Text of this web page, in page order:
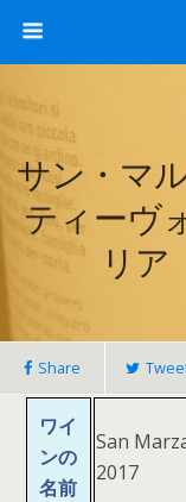
サン・マ
ティーヴ
リ
Share
ワイ
ンの
名前
San
2017